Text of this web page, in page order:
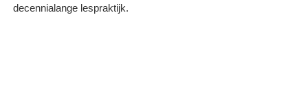
decennialange lespraktijk.